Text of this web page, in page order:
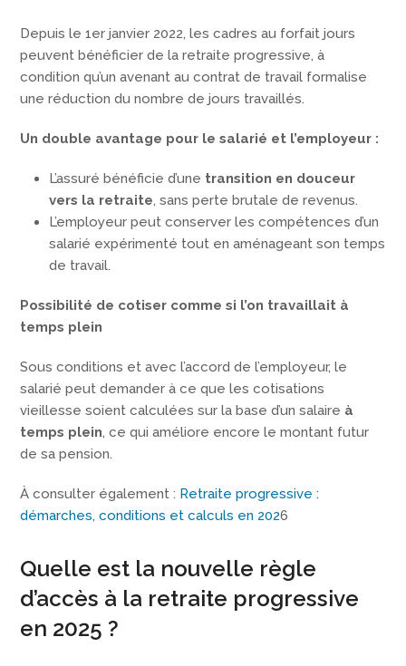
Depuis le 1er janvier 2022, les cadres au forfait jours
peuvent bénéficier de la retraite progressive, à
condition qu’un avenant au contrat de travail formalise
une réduction du nombre de jours travaillés.
Un double avantage pour le salarié et l’employeur :
L’assuré bénéficie d’une transition en douceur
vers la retraite, sans perte brutale de revenus.
L’employeur peut conserver les compétences d’un
salarié expérimenté tout en aménageant son temps
de travail.
Possibilité de cotiser comme si l’on travaillait à
temps plein
Sous conditions et avec l’accord de l’employeur, le
salarié peut demander à ce que les cotisations
vieillesse soient calculées sur la base d’un salaire à
temps plein, ce qui améliore encore le montant futur
de sa pension.
À consulter également : Retraite progressive :
démarches, conditions et calculs en 2026
Quelle est la nouvelle règle
d’accès à la retraite progressive
en 2025 ?